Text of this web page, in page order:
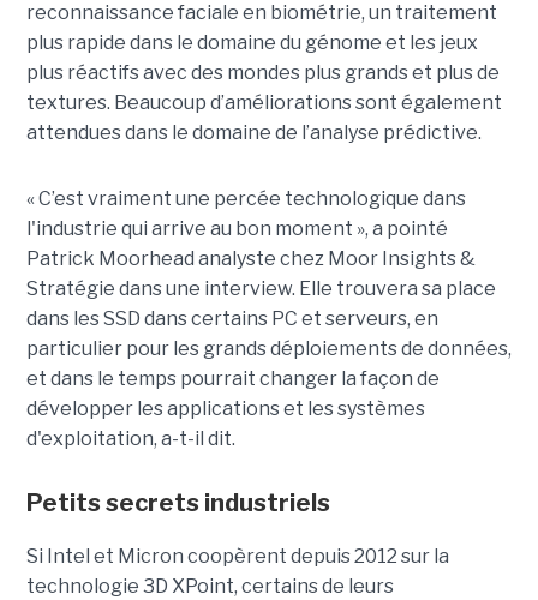
reconnaissance faciale en biométrie, un traitement
plus rapide dans le domaine du génome et les jeux
plus réactifs avec des mondes plus grands et plus de
textures. Beaucoup d’améliorations sont également
attendues dans le domaine de l’analyse prédictive.
« C’est vraiment une percée technologique dans
l'industrie qui arrive au bon moment », a pointé
Patrick Moorhead analyste chez Moor Insights &
Stratégie dans une interview. Elle trouvera sa place
dans les SSD dans certains PC et serveurs, en
particulier pour les grands déploiements de données,
et dans le temps pourrait changer la façon de
développer les applications et les systèmes
d'exploitation, a-t-il dit.
Petits secrets industriels
Si Intel et Micron coopèrent depuis 2012 sur la
technologie 3D XPoint, certains de leurs